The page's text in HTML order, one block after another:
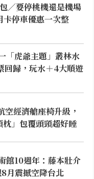
／要停桃機還是機場
卡停車優惠一次整
「虎爺主題」叢林水
回歸，玩水＋4大順遊
經濟艙座椅升級，
」包覆頭頸超好睡
館10週年：藤本壯介
月震撼空降台北